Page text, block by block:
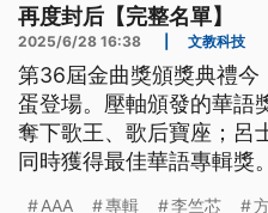
再度封后【完整名單】
2025/6/28 16:38 文教科技
第36屆金曲獎頒獎典禮
蛋登場。壓軸頒發的華語
奪下歌王、歌后寶座；呂
同時獲得最佳華語專輯獎
AAA 專輯 李竺芯